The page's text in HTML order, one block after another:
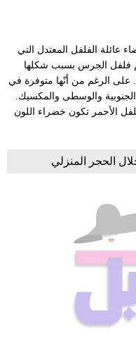
عائلة الفلفل المعتدل التي
فلفل الجرس بسبب شكلها
على الرغم من أنّها متوفرة في
الجنوبية والوسطى والمكسيك.
الأحمر تكون خضراء اللون
الحجر المنزلي